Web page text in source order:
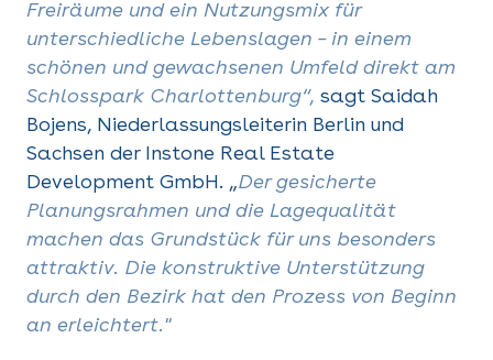
Freiräume und ein Nutzungsmix für
unterschiedliche Lebenslagen – in einem
schönen und gewachsenen Umfeld direkt am
Schlosspark Charlottenburg“, sagt Saidah
Bojens, Niederlassungsleiterin Berlin und
Sachsen der Instone Real Estate
Development GmbH. „Der gesicherte
Planungsrahmen und die Lagequalität
machen das Grundstück für uns besonders
attraktiv. Die konstruktive Unterstützung
durch den Bezirk hat den Prozess von Beginn
an erleichtert."